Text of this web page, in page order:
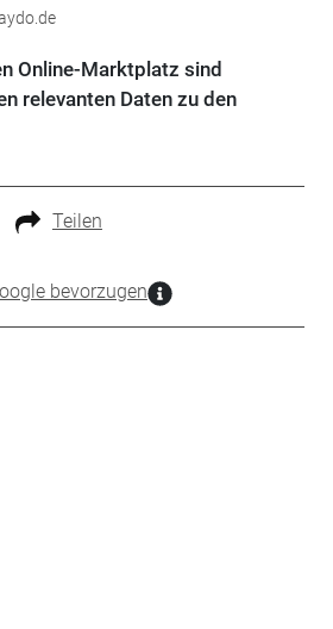
Online-Marktplatz sind
relevanten Daten zu den
Teilen
bevorzugen